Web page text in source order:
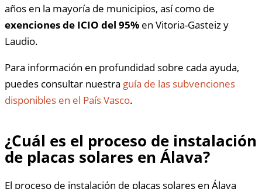
años en la mayoría de municipios, así como de
exenciones de ICIO del 95% en Vitoria-Gasteiz y
Laudio.
Para información en profundidad sobre cada ayuda,
puedes consultar nuestra guía de las subvenciones
disponibles en el País Vasco.
¿Cuál es el proceso de instalación
de placas solares en Álava?
El proceso de instalación de placas solares en Álava